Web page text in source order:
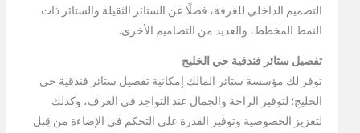
التصميم الداخلي للغرفة، فضلًا عن الستائر الثقيلة والستائر ذات
النمط المخطط، والعديد من التصاميم الأخرى.
تفصيل ستائر فندقية حي الخليج
توفر لك مؤسسة ستائر المالك إمكانية تفصيل ستائر فندقية حي
الخليج؛ لتوفير الراحة والجمال عند التواجد في الغرف، وكذلك
لتعزيز الخصوصية وتوفير القدرة على التحكم في الإضاءة من قِبل